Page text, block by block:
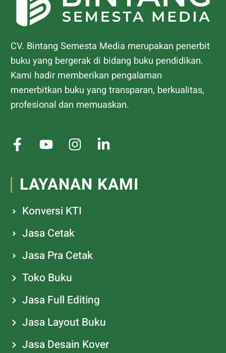
CV. Bintang Semesta Media merupakan penerbit
buku yang bergerak di bidang buku pendidikan.
Kami hadir memberikan pengalaman
menerbitkan buku yang transparan, berkualitas,
profesional dan memuaskan.
LAYANAN KAMI
Konversi KTI
Jasa Cetak
Jasa Pra Cetak
Toko Buku
Jasa Full Editing
Jasa Layout Buku
Jasa Desain Kover